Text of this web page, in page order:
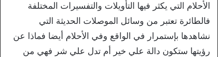
الأحلام التي يكثر فيها التأويلات والتفسيرات المختلفة
فالطائرة تعتبر من وسائل الموصلات الحديثة التي
نشاهدها بإستمرار في الواقع وفي الأحلام أيضا فماذا عن
رؤيتها ستكون دالة علي خير أم تدل علي شر فهي من